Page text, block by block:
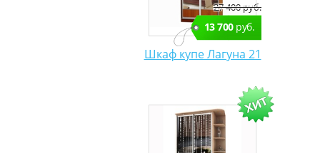
27 400 руб.
13 700руб.
Шкаф купе Лагуна 21